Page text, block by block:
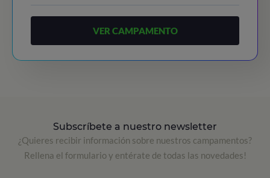
VER CAMPAMENTO
Subscríbete a nuestro newsletter
¿Quieres recibir información sobre nuestros campamentos?
Rellena el formulario y entérate de todas las novedades!